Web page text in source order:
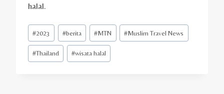
halal.
Post
Tags:
#2023 #berita #MTN #Muslim Travel News
#Thailand #wisata halal